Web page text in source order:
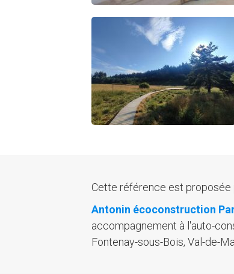
Cette référence est proposée
Antonin écoconstruction
accompagnement à l'auto-
Fontenay-sous-Bois, Val-de-